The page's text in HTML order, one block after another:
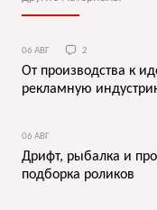
06 АВГ 2
От производства к
рекламную
06 АВГ
Дрифт, рыбалка и
подборка роликов